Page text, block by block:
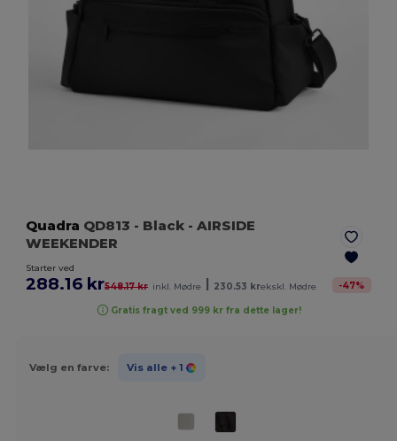
Quadra QD813 - Black - AIRSIDE
WEEKENDER
Starter ved
288.16 kr548.17 kr inkl. Mødre 230.53 krekskl. Mødre -47%
Gratis fragt ved 999 kr fra dette lager!
Vælg en farve: Vis alle + 1